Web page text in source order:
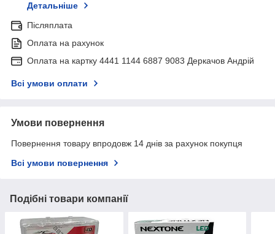
Детальніше
Післяплата
Оплата на рахунок
Оплата на картку 4441 1144 6887 9083 Деркачов Андрій
Всі умови оплати
Умови повернення
Повернення товару впродовж 14 днів за рахунок покупця
Всі умови повернення
Подібні товари компанії